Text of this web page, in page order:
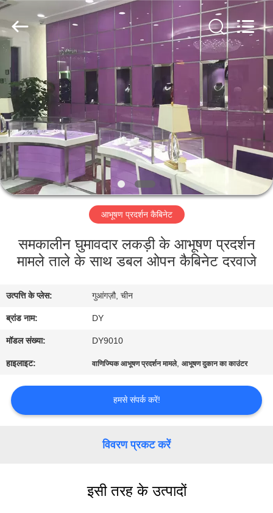
घर
उत्पाद
वीडियो
हमारे
बारे
कारखाने
दौरा
गुणवत्ता
नियंत्रण
उद्धरण
मांगें
Yang
Commercial
Furniture
Co.,
Ltd..
Rights
आभूषण प्रदर्शन कैबिनेट
समकालीन घुमावदार लकड़ी के आभूषण प्रदर्शन
मामले ताले के साथ डबल ओपन कैबिनेट दरवाजे
उत्पत्ति के प्लेस: गुआंगज़ौ, चीन
ब्रांड नाम: DY
मॉडल संख्या: DY9010
हाइलाइट: वाणिज्यिक आभूषण प्रदर्शन मामले,आभूषण दुकान का काउंटर
हमसे संपर्क करें!
विवरण प्रकट करें
इसी तरह के उत्पादों